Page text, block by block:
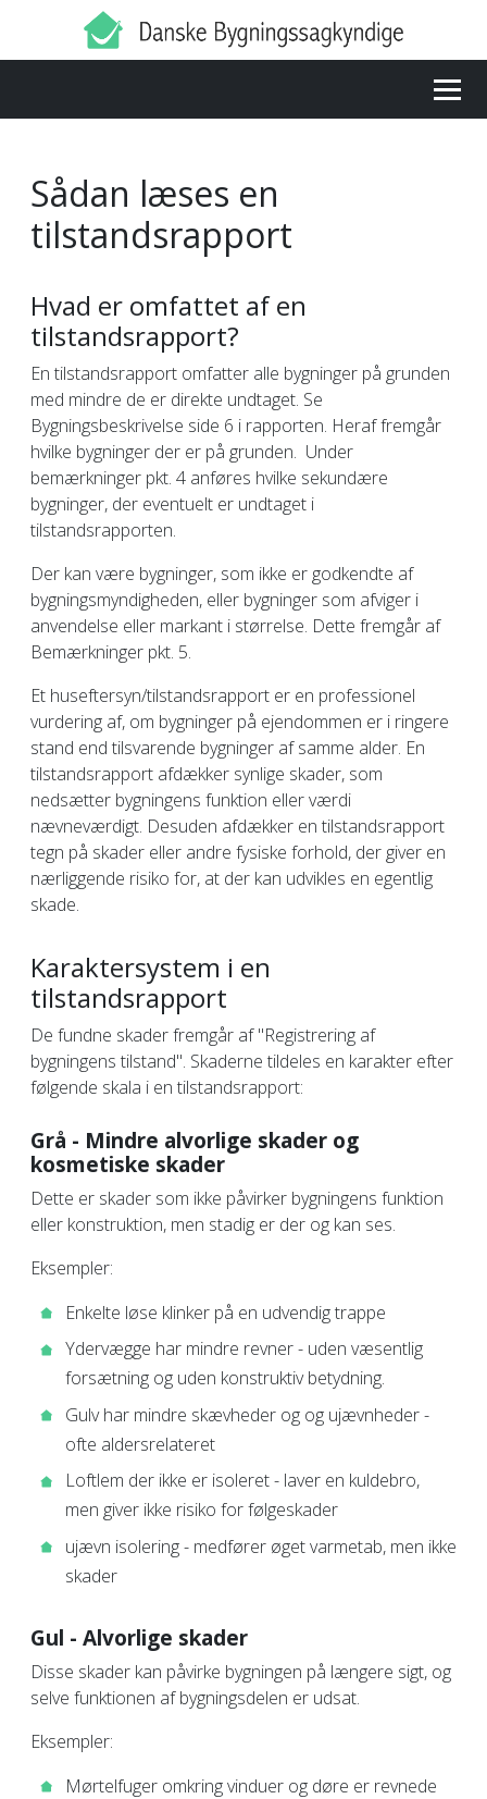
Sådan læses en
tilstandsrapport
Hvad er omfattet af en
tilstandsrapport?
En tilstandsrapport omfatter alle bygninger på grunden
med mindre de er direkte undtaget. Se
Bygningsbeskrivelse side 6 i rapporten. Heraf fremgår
hvilke bygninger der er på grunden. Under
bemærkninger pkt. 4 anføres hvilke sekundære
bygninger, der eventuelt er undtaget i
tilstandsrapporten.
Der kan være bygninger, som ikke er godkendte af
bygningsmyndigheden, eller bygninger som afviger i
anvendelse eller markant i størrelse. Dette fremgår af
Bemærkninger pkt. 5.
Et huseftersyn/tilstandsrapport er en professionel
vurdering af, om bygninger på ejendommen er i ringere
stand end tilsvarende bygninger af samme alder. En
tilstandsrapport afdækker synlige skader, som
nedsætter bygningens funktion eller værdi
nævneværdigt. Desuden afdækker en tilstandsrapport
tegn på skader eller andre fysiske forhold, der giver en
nærliggende risiko for, at der kan udvikles en egentlig
skade.
Karaktersystem i en
tilstandsrapport
De fundne skader fremgår af "Registrering af
bygningens tilstand". Skaderne tildeles en karakter efter
følgende skala i en tilstandsrapport:
Grå - Mindre alvorlige skader og
kosmetiske skader
Dette er skader som ikke påvirker bygningens funktion
eller konstruktion, men stadig er der og kan ses.
Eksempler:
Enkelte løse klinker på en udvendig trappe
Ydervægge har mindre revner - uden væsentlig
forsætning og uden konstruktiv betydning.
Gulv har mindre skævheder og og ujævnheder -
ofte aldersrelateret
Loftlem der ikke er isoleret - laver en kuldebro,
men giver ikke risiko for følgeskader
ujævn isolering - medfører øget varmetab, men ikke
skader
Gul - Alvorlige skader
Disse skader kan påvirke bygningen på længere sigt, og
selve funktionen af bygningsdelen er udsat.
Eksempler:
Mørtelfuger omkring vinduer og døre er revnede